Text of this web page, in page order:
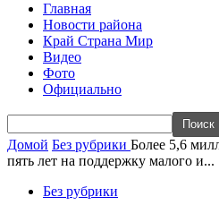
Главная
Новости района
Край Страна Мир
Видео
Фото
Официально
Домой Без рубрики Более 5,6
пять лет на поддержку малого и...
Без рубрики